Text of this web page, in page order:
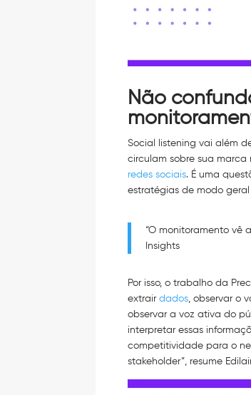
Não
Social listening vai além
circulam sobre sua
redes sociais. É uma
estratégias de modo
“O monitoramento vê
Insights
Por isso, o trabalho da
extrairdados, observar o
observar a voz ativa do
interpretar essas
competitividade para o
stakeholder”, resume